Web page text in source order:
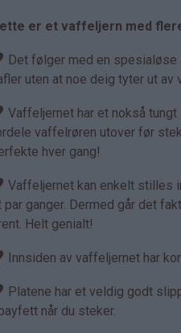
er et vaffeljern med
Det følger med en
uten at noe deig tyter ut av
Vaffeljernet har et nokså
vaffelrøren utover før
hver gang!
Vaffeljernet kan enkelt stilles
par ganger. Dermed går det
Helt genialt!
Innsiden av vaffeljernet har
Platene har et veldig godt
når du steker.